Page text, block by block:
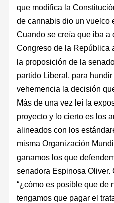
que modifica la
de cannabis dio un vuelco
Cuando se creía que iba a
Congreso de la República
la proposición de la
partido Liberal, para
vehemencia la decisión
Más de una vez leí la
proyecto y lo cierto es los
alineados con los
misma Organización
ganamos los que
senadora Espinosa Oliver.
“¿cómo es posible que de
tengamos que pagar el